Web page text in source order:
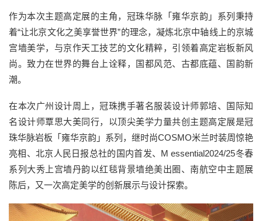
作为本次主题高定展的主角，冠珠华脉「雍华京韵」系列秉持
着“让北京文化之美享誉世界”的理念，凝炼北京中轴线上的京城
宫墙美学，与京作天工技艺的文化精粹，引领着高定岩板新风
尚。致力在世界的舞台上诠释，国都风范、古都底蕴、国韵新
潮。
在本次广州设计周上，冠珠携手著名服装设计师郭培、国际知
名设计师覃思大美同行，以顶尖美学力量共创主题高定展是冠
珠华脉岩板「雍华京韵」系列，继时尚COSMO米兰时装周惊艳
亮相、北京人民日报总社的国内首发、M essential2024/25冬春
系列大秀上宫墙丹韵以红毯背景墙绝美出圈、南航空中主题展
陈后，又一次高定美学的创新展示与设计探索。